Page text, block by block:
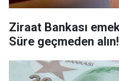
Ziraat Bankası
Süre geçmeden alın!